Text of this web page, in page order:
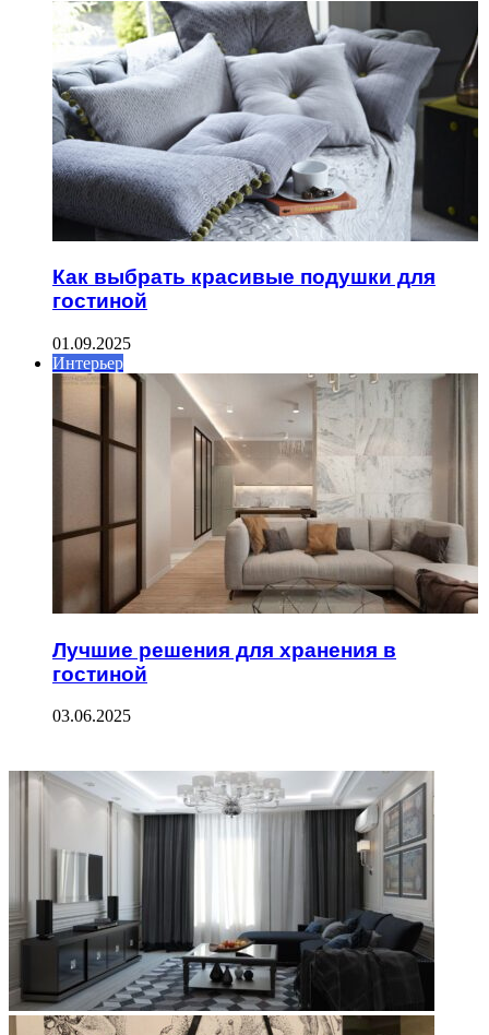
Как выбрать красивые подушки для
гостиной
01.09.2025
Интерьер
Лучшие решения для хранения в
гостиной
03.06.2025